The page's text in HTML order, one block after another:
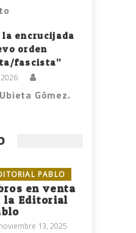
la encrucijada
orden
fascista”
Gómez.
PABLO
en venta
la Editorial
noviembre 13, 2025